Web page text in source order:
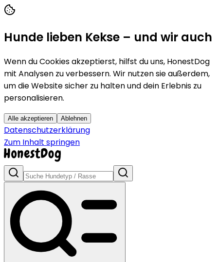
Hunde lieben Kekse – und wir auch
Wenn du Cookies akzeptierst, hilfst du uns, HonestDog
mit Analysen zu verbessern. Wir nutzen sie außerdem,
um die Website sicher zu halten und dein Erlebnis zu
personalisieren.
Alle akzeptieren Ablehnen
Datenschutzerklärung
Zum Inhalt springen